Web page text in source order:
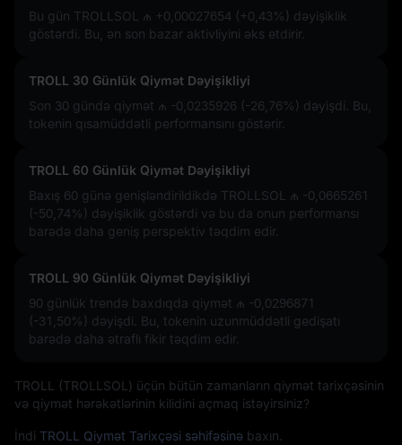
Bu gün TROLLSOL ₼ +0,00027654 (+0,43%) dəyişiklik
göstərdi. Bu, ən son bazar aktivliyini əks etdirir.
TROLL 30 Günlük Qiymət Dəyişikliyi
Son 30 gündə qiymət ₼ -0,0235926 (-26,76%) dəyişdi. Bu,
tokenin qısamüddətli performansını göstərir.
TROLL 60 Günlük Qiymət Dəyişikliyi
Baxış 60 günə genişləndirildikdə TROLLSOL ₼ -0,0665261
(-50,74%) dəyişiklik göstərdi və bu da onun performansı
barədə daha geniş perspektiv təqdim edir.
TROLL 90 Günlük Qiymət Dəyişikliyi
90 günlük trendə baxdıqda qiymət ₼ -0,0296871
(-31,50%) dəyişdi. Bu, tokenin uzunmüddətli gedişatı
barədə daha ətraflı fikir təqdim edir.
TROLL (TROLLSOL) üçün bütün zamanların qiymət tarixçəsinin
və qiymət hərəkətlərinin kilidini açmaq istəyirsiniz?
İndi TROLL Qiymət Tarixçəsi səhifəsinə baxın.